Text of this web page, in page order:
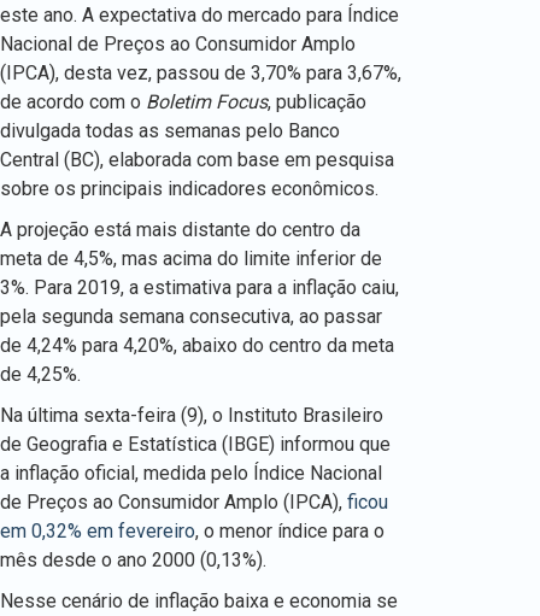
este ano. A expectativa do mercado para Índice
Nacional de Preços ao Consumidor Amplo
(IPCA), desta vez, passou de 3,70% para 3,67%,
de acordo com o Boletim Focus, publicação
divulgada todas as semanas pelo Banco
Central (BC), elaborada com base em pesquisa
sobre os principais indicadores econômicos.
A projeção está mais distante do centro da
meta de 4,5%, mas acima do limite inferior de
3%. Para 2019, a estimativa para a inflação caiu,
pela segunda semana consecutiva, ao passar
de 4,24% para 4,20%, abaixo do centro da meta
de 4,25%.
Na última sexta-feira (9), o Instituto Brasileiro
de Geografia e Estatística (IBGE) informou que
a inflação oficial, medida pelo Índice Nacional
de Preços ao Consumidor Amplo (IPCA), ficou
em 0,32% em fevereiro, o menor índice para o
mês desde o ano 2000 (0,13%).
Nesse cenário de inflação baixa e economia se